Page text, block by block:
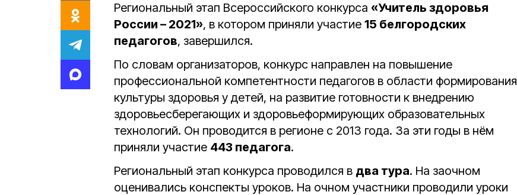
Региональный этап Всероссийского конкурса «Учитель здоровья
России – 2021», в котором приняли участие 15 белгородских
педагогов, завершился.
По словам организаторов, конкурс направлен на повышение
профессиональной компетентности педагогов в области формирования
культуры здоровья у детей, на развитие готовности к внедрению
здоровьесберегающих и здоровьеформирующих образовательных
технологий. Он проводится в регионе с 2013 года. За эти годы в нём
приняли участие 443 педагога.
Региональный этап конкурса проводился в два тура. На заочном
оценивались конспекты уроков. На очном участники проводили уроки